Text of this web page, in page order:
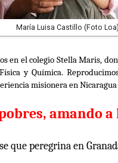
María Luisa Castillo (Foto Loa)
en elcolegio Stella Maris,
y Química.
misionera en Nicaragua
amando a
que peregrina en